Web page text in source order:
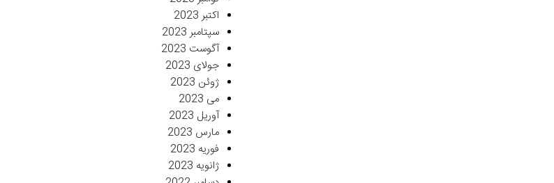
اکتبر 2023
سپتامبر 2023
آگوست 2023
جولای 2023
ژوئن 2023
می 2023
آوریل 2023
مارس 2023
فوریه 2023
ژانویه 2023